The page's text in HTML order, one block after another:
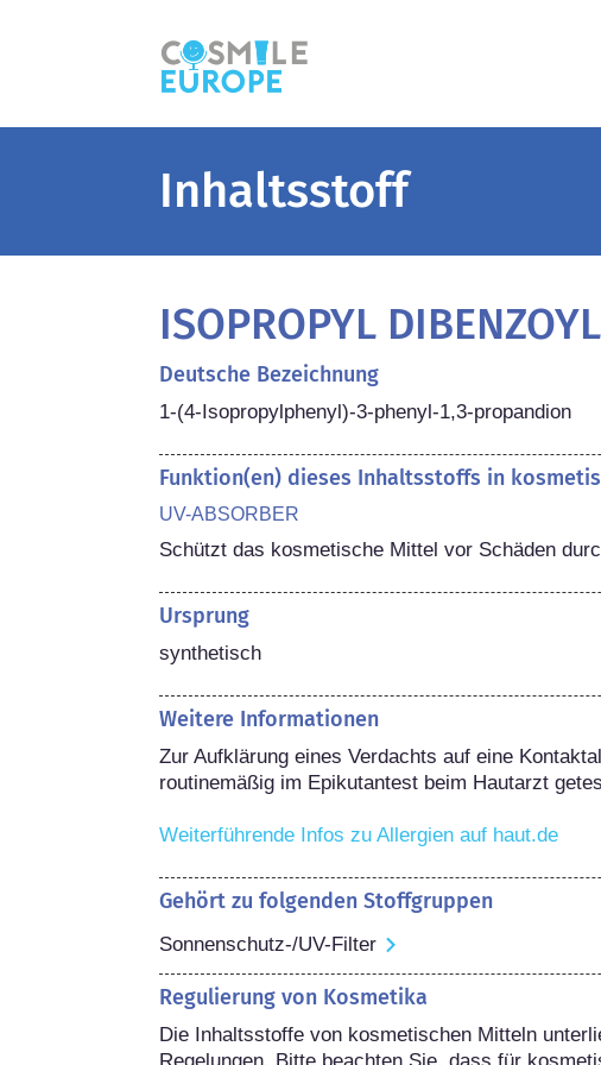
Inhaltsstoff
ISOPROPYL
Deutsche Bezeichnung
1-(4-Isopropylphenyl)-3-phenyl-1,3-propandion
Funktion(en) dieses Inhaltsstoffs in
UV-ABSORBER
Schützt das kosmetische Mittel vor Schäden
Ursprung
synthetisch
Weitere Informationen
Zur Aufklärung eines Verdachts auf eine
routinemäßig im Epikutantest beim Hautarzt
Weiterführende Infos zu Allergien auf haut.de
Gehört zu folgenden Stoffgruppen
Sonnenschutz-/UV-Filter
Regulierung von Kosmetika
Die Inhaltsstoffe von kosmetischen Mitteln